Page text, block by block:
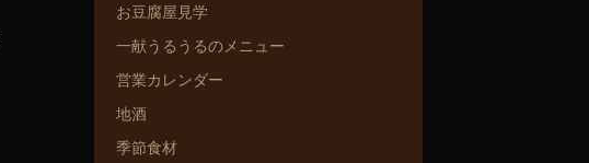
お豆腐屋見学
一献うるうるのメニュー
営業カレンダー
地酒
季節食材